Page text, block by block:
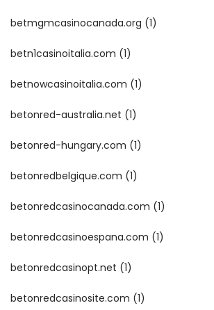
betmgmcasinocanada.org (1)
betn1casinoitalia.com (1)
betnowcasinoitalia.com (1)
betonred-australia.net (1)
betonred-hungary.com (1)
betonredbelgique.com (1)
betonredcasinocanada.com (1)
betonredcasinoespana.com (1)
betonredcasinopt.net (1)
betonredcasinosite.com (1)